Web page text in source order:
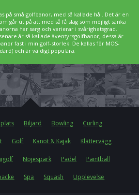
på små golfbanor, med så kallade hål. Det är en
går ut på att med så få slag som möjligt sänka
har sarg och varierar i svårighetsgrad.
år så kallade äventyrsgolfbanor, dessa är
fast i minigolf-storlek. De kallas för MOS-
och är väldigt populära.
Biljard Bowling Curling
Golf Kanot & Kajak Klättervägg
Nöjespark Padel Paintball
Spa Squash Upplevelse